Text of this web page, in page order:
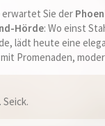
erwartet Sie der
Hörde: Wo einst
lädt heute eine
Promenaden,